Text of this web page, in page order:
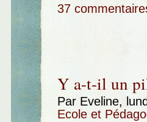
37
Y a-t-il un
Par Eveline,
Ecole et